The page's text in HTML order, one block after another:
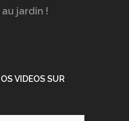
au jardin !
VIDEOS SUR